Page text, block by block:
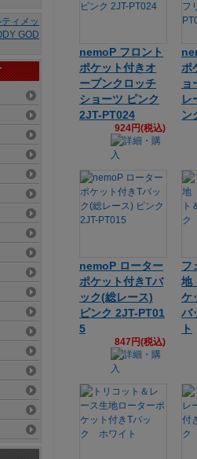
nemoP フロント
ポケット付きオ
ープンクロッチ
ショーツ ピンク
2JT-PT024
924円(税込)
ポ
ョ
レ
ン
nemoP ローター
ポケット付きTバ
ック(総レース)
ピンク 2JT-PT01
5
847円(税込)
フ
地
ケ
バ
ト